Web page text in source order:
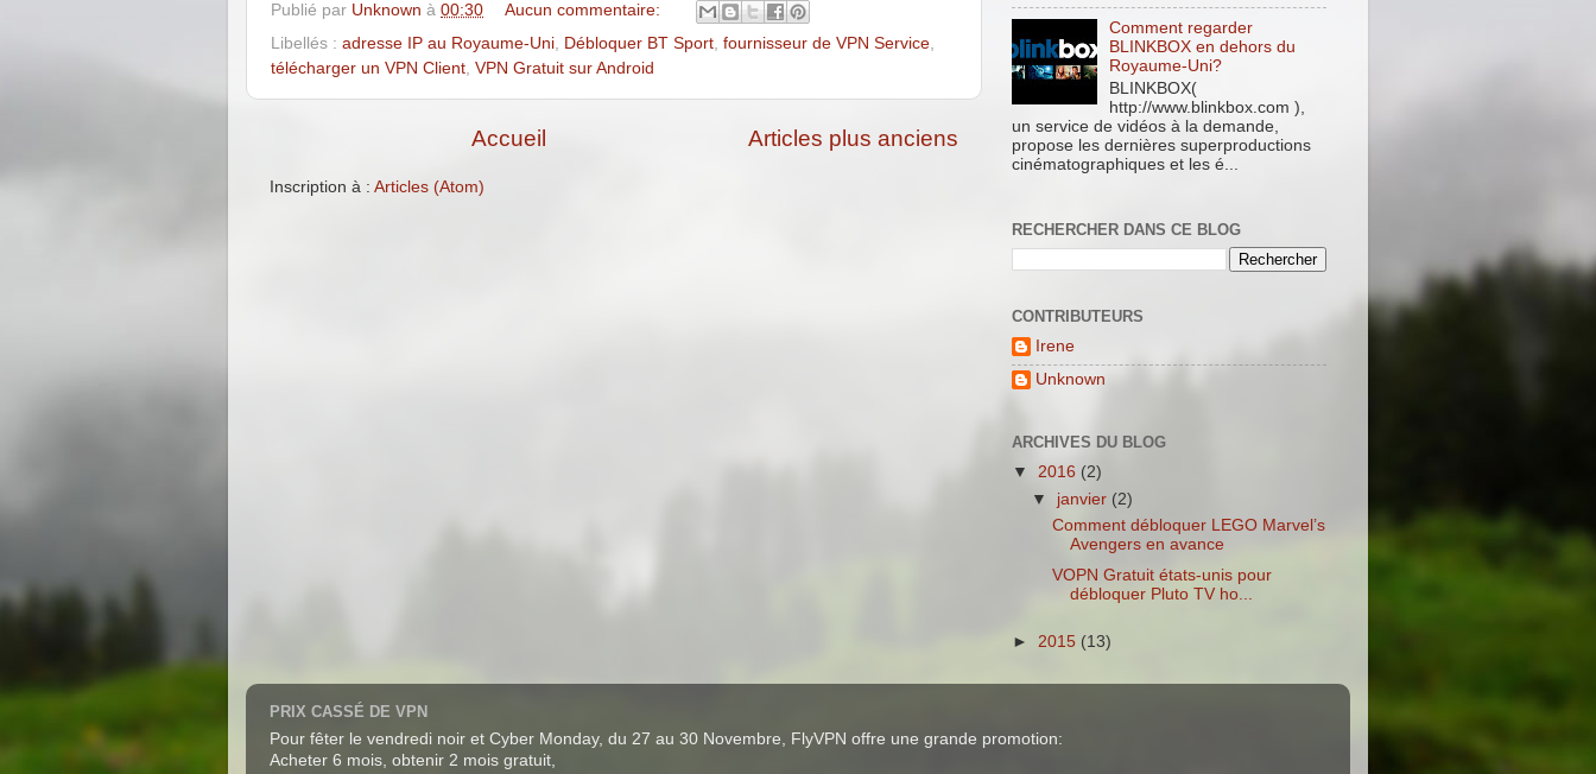
Publié par Unknown à 00:30
Aucun commentaire:
Libellés : adresse IP au Royaume-Uni Débloquer BT Sport fournisseur de VPN Service
télécharger un VPN Client VPN Gratuit sur Android
Articles plus anciens
Accueil
Inscription à : Articles (Atom)
Comment regarder
BLINKBOX en dehors du
Royaume-Uni?
BLINKBOX(
http://www.blinkbox.com ),
un service de vidéos à la demande,
propose les dernières superproductions
cinématographiques et les é...
RECHERCHER DANS CE BLOG
CONTRIBUTEURS
Irene
Unknown
ARCHIVES DU BLOG
▼ 2016 (2)
▼ janvier (2)
Comment débloquer LEGO Marvel’s
Avengers en avance
VOPN Gratuit états-unis pour
débloquer Pluto TV ho...
► 2015 (13)
PRIX CASSÉ DE VPN
Pour fêter le vendredi noir et Cyber Monday, du 27 au 30 Novembre, FlyVPN offre une grande promotion:
Acheter 6 mois, obtenir 2 mois gratuit,